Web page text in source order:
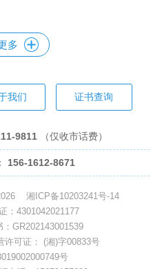
多
我们 证书查询
9811 （仅收市话费）
156-1612-8671
湘ICP备10203241号-14
：4301042021177
GR202143001539
许可证： (湘)字00833号
号